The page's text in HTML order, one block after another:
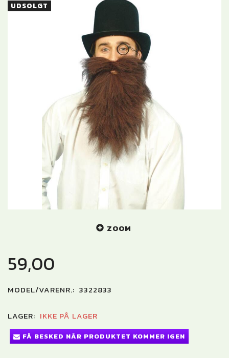
UDSOLGT
ZOOM
59,00
MODEL/VARENR.: 3322833
LAGER: IKKE PÅ LAGER
FÅ BESKED NÅR PRODUKTET KOMMER IGEN